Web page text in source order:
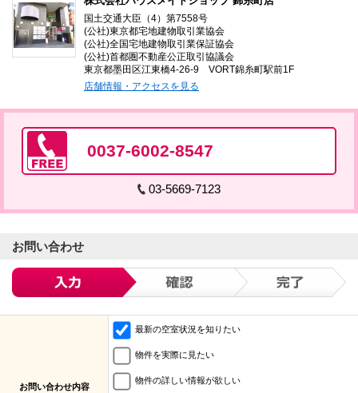
国土交通大臣（4）第7558号
(公社)東京都宅地建物取引業協会
(公社)全国宅地建物取引業保証協会
(公社)首都圏不動産公正取引協議会
東京都墨田区江東橋4-26-9 VORT錦糸町駅前1F
店舗情報・アクセスを見る
0037-6002-8547
03-5669-7123
お問い合わせ
お問い合わせ内容
最新の空室状況を知りたい
物件を実際に見たい
物件の詳しい情報が欲しい